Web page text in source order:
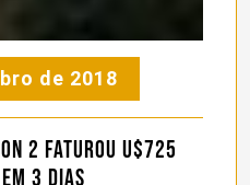
de 2018
2 faturou U$725
3 dias